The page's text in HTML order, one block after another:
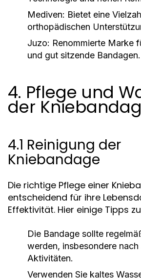
Mediven: Bietet eine
orthopädischen
Juzo: Renommierte Marke
und gut sitzende Bandagen.
4. Pflege und
der
4.1 Reinigung der
Kniebandage
Die richtige Pflege einer
entscheidend für ihre
Effektivität. Hier einige Tipps
Die Bandage sollte
werden, insbesondere
Aktivitäten.
Verwenden Sie kaltes